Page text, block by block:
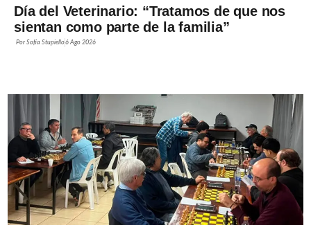
Día del Veterinario: “Tratamos de que nos
sientan como parte de la familia”
PorSofía Stupiello6 Ago 2026